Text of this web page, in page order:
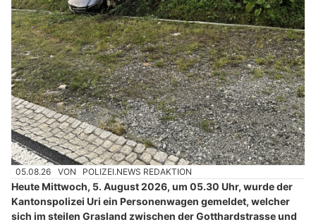
05.08.26 VON POLIZEI.NEWS REDAKTION
Heute Mittwoch, 5. August 2026, um 05.30 Uhr, wurde der
Kantonspolizei Uri ein Personenwagen gemeldet, welcher
sich im steilen Grasland zwischen der Gotthardstrasse und